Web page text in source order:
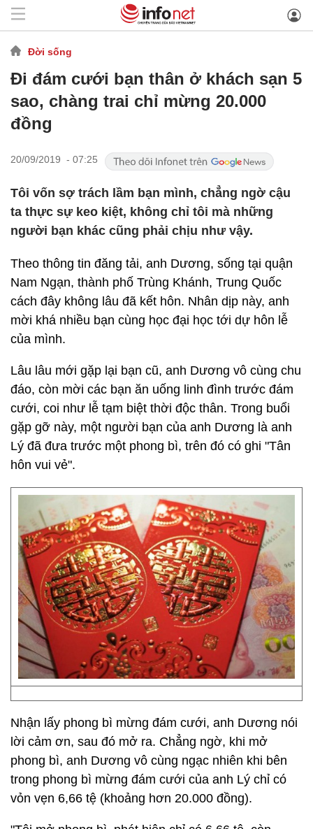
Đời sống
Đi đám cưới bạn thân ở khách sạn 5
sao, chàng trai chỉ mừng 20.000
đồng
20/09/2019 - 07:25
Tôi vốn sợ trách lầm bạn mình, chẳng ngờ cậu
ta thực sự keo kiệt, không chỉ tôi mà những
người bạn khác cũng phải chịu như vậy.
Theo thông tin đăng tải, anh Dương, sống tại quận
Nam Ngạn, thành phố Trùng Khánh, Trung Quốc
cách đây không lâu đã kết hôn. Nhân dịp này, anh
mời khá nhiều bạn cùng học đại học tới dự hôn lễ
của mình.
Lâu lâu mới gặp lại bạn cũ, anh Dương vô cùng chu
đáo, còn mời các bạn ăn uống linh đình trước đám
cưới, coi như lễ tạm biệt thời độc thân. Trong buổi
gặp gỡ này, một người bạn của anh Dương là anh
Lý đã đưa trước một phong bì, trên đó có ghi "Tân
hôn vui vẻ".
Nhận lấy phong bì mừng đám cưới, anh Dương nói
lời cảm ơn, sau đó mở ra. Chẳng ngờ, khi mở
phong bì, anh Dương vô cùng ngạc nhiên khi bên
trong phong bì mừng đám cưới của anh Lý chỉ có
vỏn vẹn 6,66 tệ (khoảng hơn 20.000 đồng).